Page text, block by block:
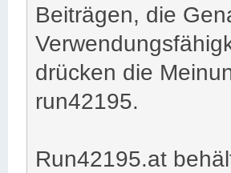
Beiträgen, die
drücken die
run42195.
Run42195.at